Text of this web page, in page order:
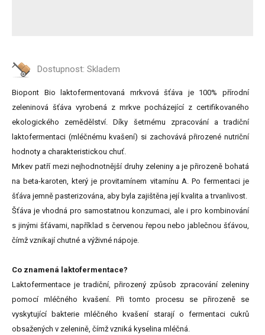
Dostupnost: Skladem
Biopont Bio laktofermentovaná mrkvová šťáva je 100% přírodní
zeleninová šťáva vyrobená z mrkve pocházející z certifikovaného
ekologického zemědělství. Díky šetrnému zpracování a tradiční
laktofermentaci (mléčnému kvašení) si zachovává přirozené nutriční
hodnoty a charakteristickou chuť.
Mrkev patří mezi nejhodnotnější druhy zeleniny a je přirozeně bohatá
na beta-karoten, který je provitamínem vitamínu A. Po fermentaci je
šťáva jemně pasterizována, aby byla zajištěna její kvalita a trvanlivost.
Šťáva je vhodná pro samostatnou konzumaci, ale i pro kombinování
s jinými šťávami, například s červenou řepou nebo jablečnou šťávou,
čímž vznikají chutné a výživné nápoje.
Co znamená laktofermentace?
Laktofermentace je tradiční, přirozený způsob zpracování zeleniny
pomocí mléčného kvašení. Při tomto procesu se přirozeně se
vyskytující bakterie mléčného kvašení starají o fermentaci cukrů
obsažených v zelenině, čímž vzniká kyselina mléčná.